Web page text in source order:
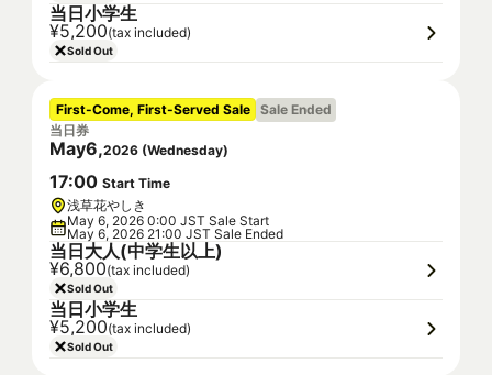
当日小学生
¥5,200(tax included)
Sold Out
First-Come, First-Served Sale Sale Ended
当日券
May6,2026 (Wednesday)
17:00 Start Time
浅草花やしき
May 6, 2026 0:00 JST Sale Start
May 6, 2026 21:00 JST Sale Ended
当日大人(中学生以上)
¥6,800(tax included)
Sold Out
当日小学生
¥5,200(tax included)
Sold Out